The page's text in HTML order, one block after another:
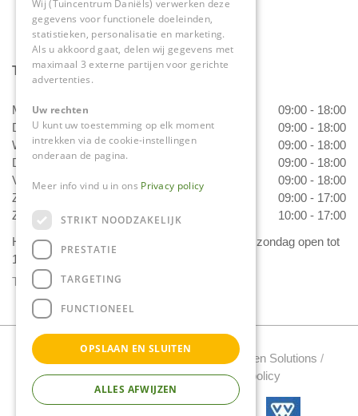
Tuincentrum Daniëls
Maandag
09:00 - 18:00
Dinsdag
09:00 - 18:00
Woensdag
09:00 - 18:00
Donderdag
09:00 - 18:00
Vrijdag
09:00 - 18:00
Zaterdag
09:00 - 17:00
Zondag
10:00 - 17:00
Het 'Bloemetje van Daniëls' is van dinsdag t/m zondag open tot
17.00 uur!
Toon alle openingstijden
Tuincentrum Daniels Copyright 2022 /Green Solutions /
Tuincentrum Overzicht/Privacy policy
Wij (Tuincentrum Daniëls) verwerken deze
gegevens voor functionele doeleinden,
statistieken, personalisatie en marketing.
Als u akkoord gaat, delen wij gegevens met
maximaal 3 externe partijen voor gerichte
advertenties.
Uw rechten
U kunt uw toestemming op elk moment
intrekken via de cookie-instellingen
onderaan de pagina.
Meer info vind u in ons Privacy policy
STRIKT NOODZAKELIJK
PRESTATIE
TARGETING
FUNCTIONEEL
OPSLAAN EN SLUITEN
ALLES AFWIJZEN